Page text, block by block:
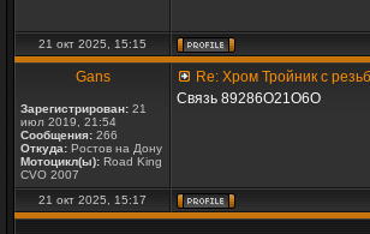
21 окт 2025, 15:15
Gans
Зарегистрирован: 21
июл 2019, 21:54
Сообщения: 266
Откуда: Ростов на Дону
Мотоцикл(ы): Road King
CVO 2007
Re: Хром Тройник с
Связь 89286О21О6О
21 окт 2025, 15:17